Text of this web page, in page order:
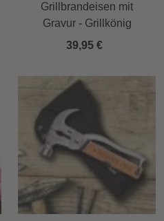
Grillbrandeisen mit
Gravur - Grillkönig
39,95 €